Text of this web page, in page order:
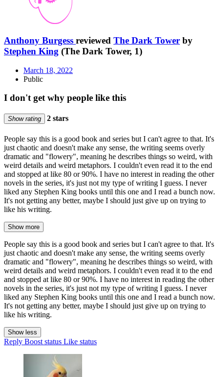
Anthony Burgess reviewed The Dark Tower by
Stephen King (The Dark Tower, 1)
March 18, 2022
Public
I don't get why people like this
Show rating 2 stars
People say this is a good book and series but I can't agree to that. It's
just chaotic and doesn't make any sense, the writing seems overly
dramatic and "flowery", meaning he describes things so weird, with
weird details and weird metaphors. I couldn't even read it to the end
and stopped at like 80 or 90%. I have no interest in reading the other
novels in the series, it's just not my type of writing I guess. I never
liked any Stephen King books until this one and I read a bunch now.
It's not getting any better, maybe I should just give up on trying to
like his writing.
Show more
People say this is a good book and series but I can't agree to that. It's
just chaotic and doesn't make any sense, the writing seems overly
dramatic and "flowery", meaning he describes things so weird, with
weird details and weird metaphors. I couldn't even read it to the end
and stopped at like 80 or 90%. I have no interest in reading the other
novels in the series, it's just not my type of writing I guess. I never
liked any Stephen King books until this one and I read a bunch now.
It's not getting any better, maybe I should just give up on trying to
like his writing.
Show less
Reply Boost status Like status